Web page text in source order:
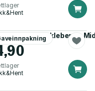
jul selvklebende